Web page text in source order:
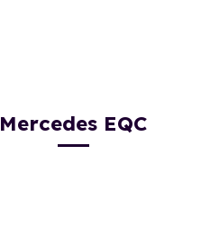
Mercedes EQC